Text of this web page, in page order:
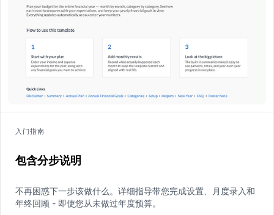
入门指南
包含分步说明
不再困惑下一步该做什么。详细指导带您完成设置、月度录入和
年终回顾 - 即使您从未做过年度预算。